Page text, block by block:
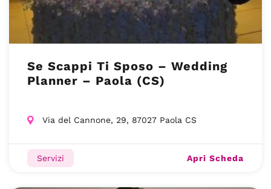
Se Scappi Ti Sposo – Wedding
Planner – Paola (CS)
Via del Cannone, 29, 87027 Paola CS
Servizi Apri Scheda